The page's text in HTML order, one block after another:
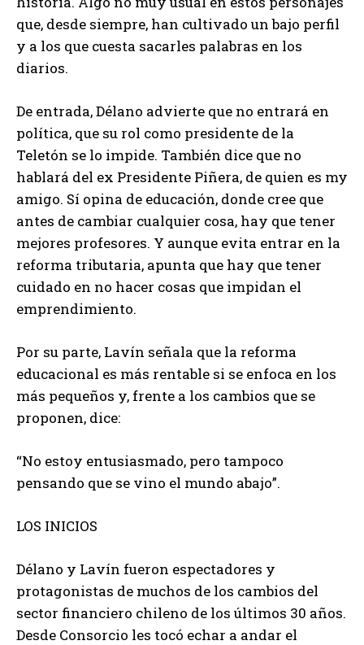
que, desde siempre, han cultivado un bajo perfil
y a los que cuesta sacarles palabras en los
diarios.
De entrada, Délano advierte que no entrará en
política, que su rol como presidente de la
Teletón se lo impide. También dice que no
hablará del ex Presidente Piñera, de quien es my
amigo. Sí opina de educación, donde cree que
antes de cambiar cualquier cosa, hay que tener
mejores profesores. Y aunque evita entrar en la
reforma tributaria, apunta que hay que tener
cuidado en no hacer cosas que impidan el
emprendimiento.
Por su parte, Lavín señala que la reforma
educacional es más rentable si se enfoca en los
más pequeños y, frente a los cambios que se
proponen, dice:
“No estoy entusiasmado, pero tampoco
pensando que se vino el mundo abajo”.
LOS INICIOS
Délano y Lavín fueron espectadores y
protagonistas de muchos de los cambios del
sector financiero chileno de los últimos 30 años.
Desde Consorcio les tocó echar a andar el